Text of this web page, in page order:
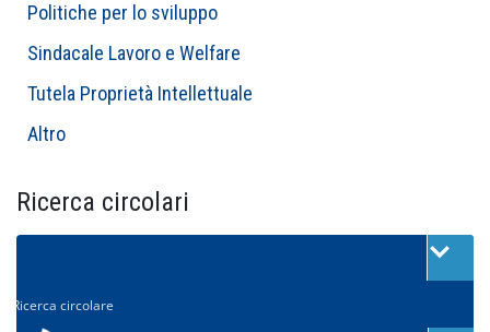
Politiche per lo sviluppo
Sindacale Lavoro e Welfare
Tutela Proprietà Intellettuale
Altro
Ricerca circolari